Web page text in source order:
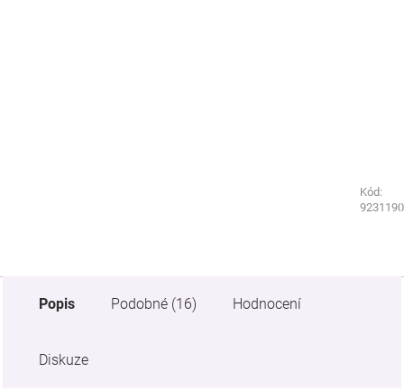
Kód:
Kód:
Popis Podobné (16) Hodnocení
Diskuze